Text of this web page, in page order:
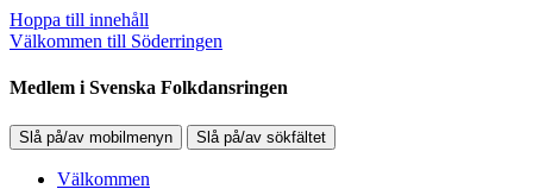
Hoppa till innehåll
Välkommen till Söderringen
Medlem i Svenska Folkdansringen
Slå på/av mobilmenyn Slå på/av sökfältet
Välkommen